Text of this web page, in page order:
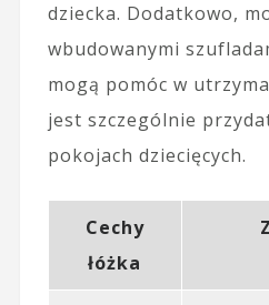
dziecka. Dodatkowo,
wbudowanymi
mogą pomóc w
jest szczególnie
pokojach dziecięcych.
Cechy
łóżka